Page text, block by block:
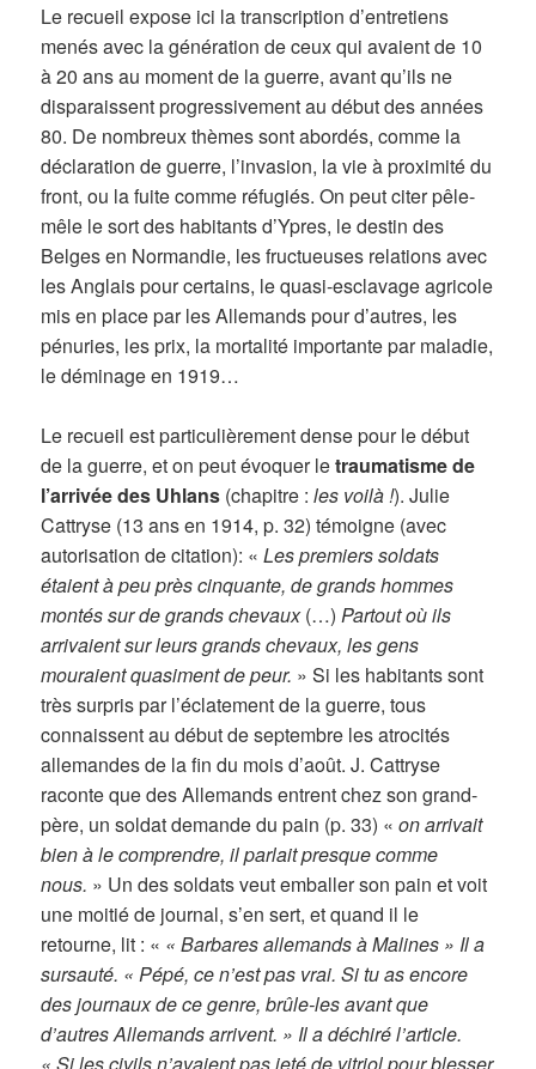
Le recueil expose ici la transcription d’entretiens
menés avec la génération de ceux qui avaient de 10
à 20 ans au moment de la guerre, avant qu’ils ne
disparaissent progressivement au début des années
80. De nombreux thèmes sont abordés, comme la
déclaration de guerre, l’invasion, la vie à proximité du
front, ou la fuite comme réfugiés. On peut citer pêle-
mêle le sort des habitants d’Ypres, le destin des
Belges en Normandie, les fructueuses relations avec
les Anglais pour certains, le quasi-esclavage agricole
mis en place par les Allemands pour d’autres, les
pénuries, les prix, la mortalité importante par maladie,
le déminage en 1919…
Le recueil est particulièrement dense pour le début
de la guerre, et on peut évoquer letraumatisme de
l’arrivée des Uhlans (chapitre :les voilà !). Julie
Cattryse (13 ans en 1914, p. 32) témoigne (avec
autorisation de citation): «Les premiers soldats
étaient à peu près cinquante, de grands hommes
montés sur de grands chevaux(…)Partout où ils
arrivaient sur leurs grands chevaux, les gens
mouraient quasiment de peur. » Si les habitants sont
très surpris par l’éclatement de la guerre, tous
connaissent au début de septembre les atrocités
allemandes de la fin du mois d’août. J. Cattryse
raconte que des Allemands entrent chez son grand-
père, un soldat demande du pain (p. 33) «on arrivait
bien à le comprendre, il parlait presque comme
nous. » Un des soldats veut emballer son pain et voit
une moitié de journal, s’en sert, et quand il le
retourne, lit : « « Barbares allemands à Malines » Il a
sursauté. « Pépé, ce n’est pas vrai. Si tu as encore
des journaux de ce genre, brûle-les avant que
d’autres Allemands arrivent. » Il a déchiré l’article.